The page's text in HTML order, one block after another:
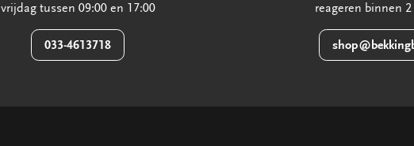
vrijdag tussen 09:00 en 17:00
033-4613718
reageren binnen